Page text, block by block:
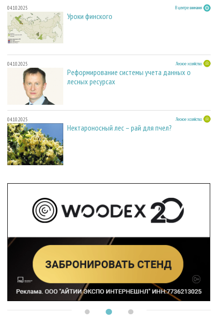
04.10.2025 В центре внимания
Уроки финского
04.10.2025 Лесное хозяйство
Реформирование системы учета данных о
лесных ресурсах
04.10.2025 Лесное хозяйство
Нектароносный лес – рай для пчел?